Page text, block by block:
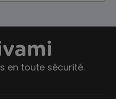
en toute sécurité.